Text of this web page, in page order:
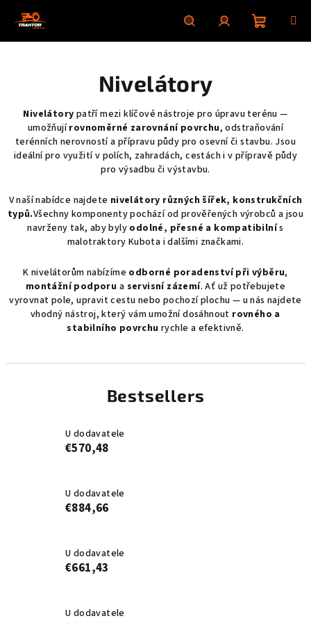
SearchLogin
Nivelátory
Nivelátory patří mezi klíčové nástroje pro úpravu terénu —
umožňujírovnoměrné zarovnání povrchu, odstraňování
terénních nerovností a přípravu půdy pro osevní či stavbu. Jsou
ideální pro využití v polích, zahradách, cestách i v přípravě půdy
pro výsadbu či výstavbu.
V naší nabídce najdete nivelátory různých šířek, konstrukčních
typů.Všechny komponenty pochází od prověřených výrobců a jsou
navrženy tak, aby byly odolné, přesné a kompatibilnís
malotraktory Kubota i dalšími značkami.
K nivelátorům nabízíme odborné poradenství při výběru,
montážní podporu a servisní zázemí. Ať už potřebujete
vyrovnat pole, upravit cestu nebo pochozí plochu — u nás najdete
vhodný nástroj, který vám umožní dosáhnout rovného a
stabilního povrchu rychle a efektivně.
Bestsellers
U dodavatele
€570,48
U dodavatele
€884,66
U dodavatele
€661,43
U dodavatele